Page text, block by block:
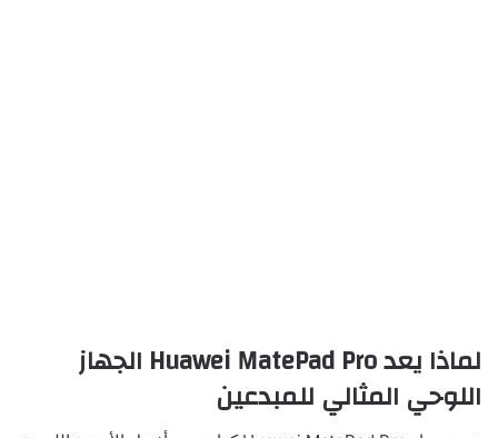
لماذا يعدHuawei MatePad Pro الجهاز
اللوحي المثالي للمبدعين